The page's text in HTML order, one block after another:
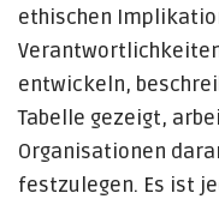
ethischen
entwickeln,
Tabelle gezeigt,
Organisationen
festzulegen. Es ist